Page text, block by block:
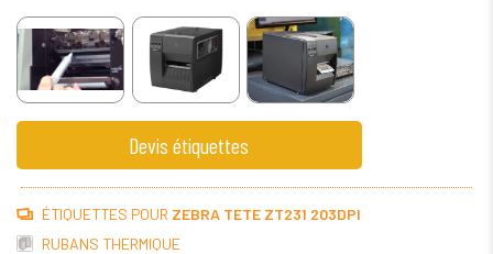
Devis étiquettes
ÉTIQUETTES POUR ZEBRA TETE ZT231 203DPI
RUBANS THERMIQUE
Étiquetage des actifs
Étiquetage des gondoles
Étiquettes de retour
Étiquettes d'information
Démarques
Ordonnances